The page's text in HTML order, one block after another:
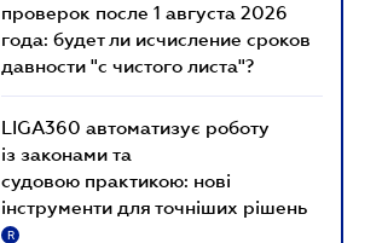
проверок после 1 августа 2026
года: будет ли исчисление сроков
давности "с чистого листа"?
LIGA360 автоматизує роботу
із законами та
судовою практикою: нові
інструменти для точніших рішень
R